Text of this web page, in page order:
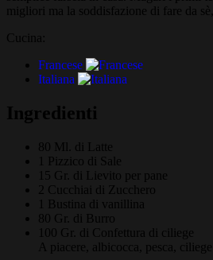
migliori ma la soddisfazione di fare da
Cucina:
Francese
Italiana
Ingredienti
80 Ml. di
Latte
1 Pizzico di
Sale
15 Gr. di
Lievito per pane
2 Cucchiai di
Zucchero
Bustina di vanillina
80 Gr. di
Burro
100 Gr. di
Confettura di ciliege
A piacere, albicocca, pesca, ciliege